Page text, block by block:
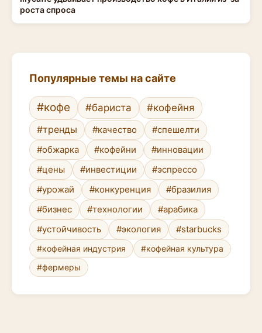
роста спроса
Популярные темы на сайте
#кофе #бариста
#кофейня
#тренды
#качество
#спешелти
#обжарка
#кофейни
#инновации
#цены
#инвестиции
#эспрессо
#урожай
#конкуренция
#бразилия
#бизнес
#технологии
#арабика
#устойчивость
#экология #starbucks
#кофейная индустрия
#кофейная культура
#фермеры